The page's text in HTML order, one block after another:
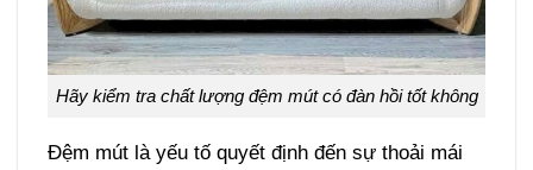
Hãy kiểm tra chất lượng đệm mút có đàn hồi tốt không
Đệm mút là yếu tố quyết định đến sự thoải mái